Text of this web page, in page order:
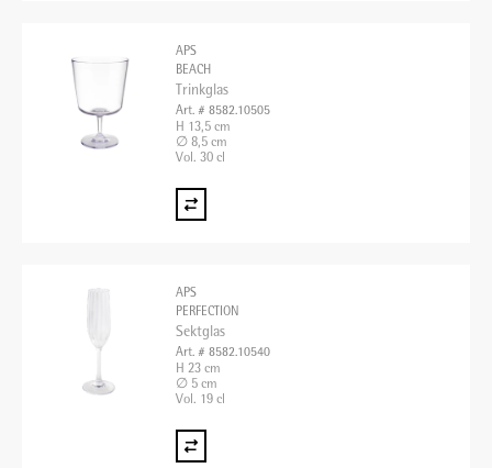
APS
BEACH
Trinkglas
Art. # 8582.10505
H 13,5 cm
∅ 8,5 cm
Vol. 30 cl
APS
PERFECTION
Sektglas
Art. # 8582.10540
H 23 cm
∅ 5 cm
Vol. 19 cl